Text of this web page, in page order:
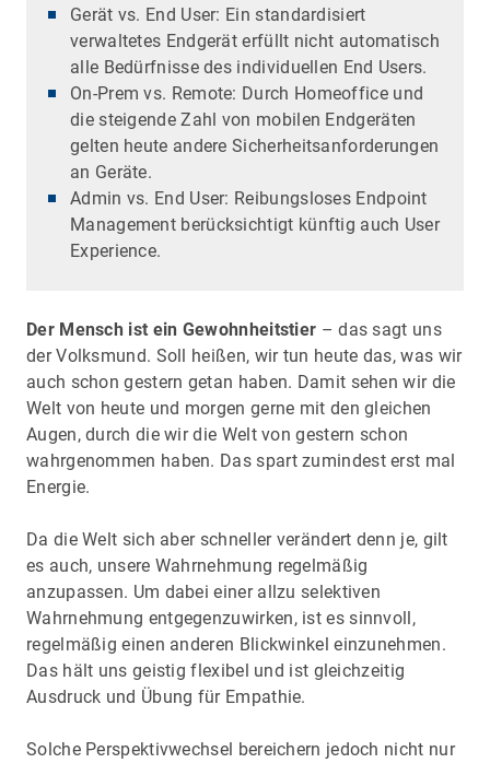
Gerät vs. End User: Ein standardisiert
verwaltetes Endgerät erfüllt nicht automatisch
alle Bedürfnisse des individuellen End Users.
On-Prem vs. Remote: Durch Homeoffice und
die steigende Zahl von mobilen Endgeräten
gelten heute andere Sicherheitsanforderungen
an Geräte.
Admin vs. End User: Reibungsloses Endpoint
Management berücksichtigt künftig auch User
Experience.
Der Mensch ist ein Gewohnheitstier – das sagt uns
der Volksmund. Soll heißen, wir tun heute das, was wir
auch schon gestern getan haben. Damit sehen wir die
Welt von heute und morgen gerne mit den gleichen
Augen, durch die wir die Welt von gestern schon
wahrgenommen haben. Das spart zumindest erst mal
Energie.
Da die Welt sich aber schneller verändert denn je, gilt
es auch, unsere Wahrnehmung regelmäßig
anzupassen. Um dabei einer allzu selektiven
Wahrnehmung entgegenzuwirken, ist es sinnvoll,
regelmäßig einen anderen Blickwinkel einzunehmen.
Das hält uns geistig flexibel und ist gleichzeitig
Ausdruck und Übung für Empathie.
Solche Perspektivwechsel bereichern jedoch nicht nur